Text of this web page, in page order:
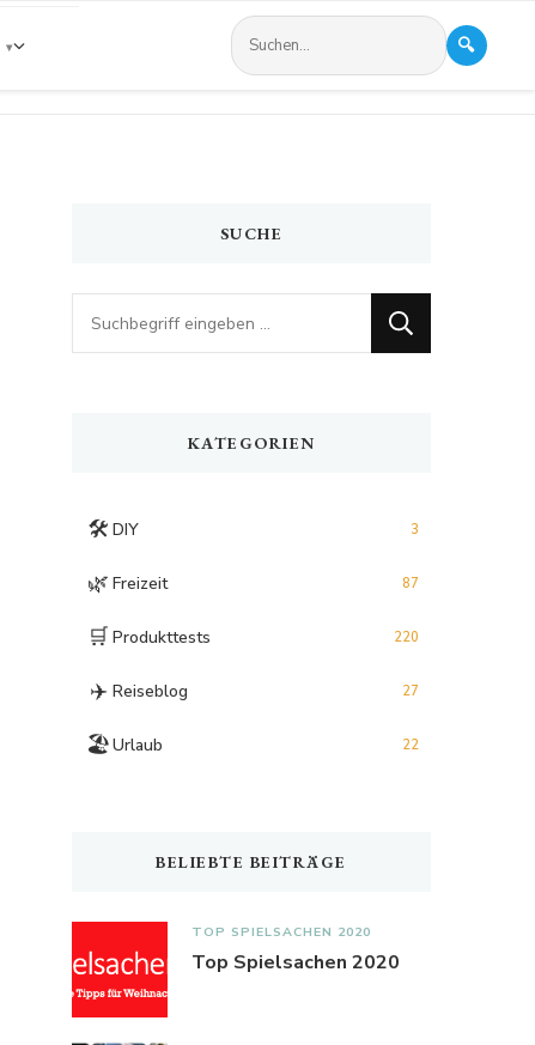
🔍
SUCHE
Looking
for
KATEGORIEN
🛠️ DIY 3
🌿 Freizeit 87
🛒 Produkttests 220
✈️ Reiseblog 27
🏖️Urlaub 22
BELIEBTE BEITRÄGE
TOP SPIELSACHEN 2020
Top Spielsachen 2020